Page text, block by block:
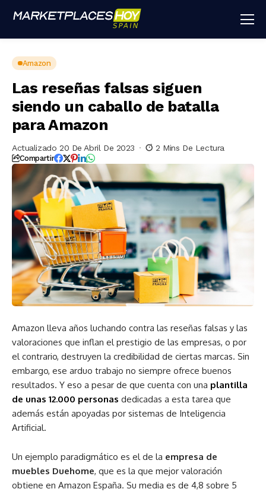
Amazon
Las reseñas falsas siguen
siendo un caballo de batalla
para Amazon
Actualizado 20 De Abril De 2023 2 Mins De Lectura
Compartir
Amazon lleva años luchando contra las reseñas falsas y las
valoraciones que inflan el prestigio de las empresas, o por
el contrario, destruyen la credibilidad de ciertas marcas. Sin
embargo, ese arduo trabajo no siempre ofrece buenos
resultados. Y eso a pesar de que cuenta con una plantilla
de unas 12.000 personas dedicadas a esta tarea que
además están apoyadas por sistemas de Inteligencia
Artificial.
Un ejemplo paradigmático es el de la empresa de
muebles Duehome, que es la que mejor valoración
obtiene en Amazon España. Su media es de 4,8 sobre 5